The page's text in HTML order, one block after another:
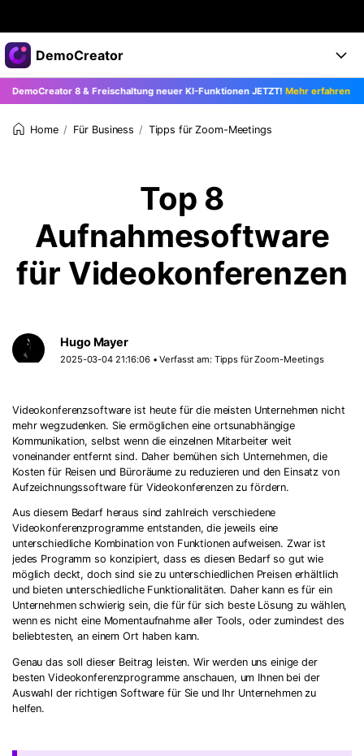
Top-Produkte
KI-gestützte digitale Kreativität
Dienstprogramme
Business
Überblick
Über uns
DemoCreator
Produkte
Products
KI
KI Tipps
Alle KI Funktionen >
Blog
Mehr Lösungen finden >
Hilfezentrum
Business
DOWNLOAD
8 & Freischaltung neuer KI-Funktionen JETZT!Mehr erfahren >>
Home Für Business Tipps für Zoom-Meetings
Top 8
Aufnahmesoftware
für Videokonferenzen
Hugo Mayer
2025-03-04 21:16:06 • Verfasst am: Tipps für Zoom-Meetings
Videokonferenzsoftware ist heute für die meisten Unternehmen nicht
mehr wegzudenken. Sie ermöglichen eine ortsunabhängige
Kommunikation, selbst wenn die einzelnen Mitarbeiter weit
voneinander entfernt sind. Daher bemühen sich Unternehmen, die
Kosten für Reisen und Büroräume zu reduzieren und den Einsatz von
Aufzeichnungssoftware für Videokonferenzen zu fördern.
Aus diesem Bedarf heraus sind zahlreich verschiedene
Videokonferenzprogramme entstanden, die jeweils eine
unterschiedliche Kombination von Funktionen aufweisen. Zwar ist
jedes Programm so konzipiert, dass es diesen Bedarf so gut wie
möglich deckt, doch sind sie zu unterschiedlichen Preisen erhältlich
und bieten unterschiedliche Funktionalitäten. Daher kann es für ein
Unternehmen schwierig sein, die für für sich beste Lösung zu wählen,
wenn es nicht eine Momentaufnahme aller Tools, oder zumindest des
beliebtesten, an einem Ort haben kann.
Genau das soll dieser Beitrag leisten. Wir werden uns einige der
besten Videokonferenzprogramme anschauen, um Ihnen bei der
Auswahl der richtigen Software für Sie und Ihr Unternehmen zu
helfen.